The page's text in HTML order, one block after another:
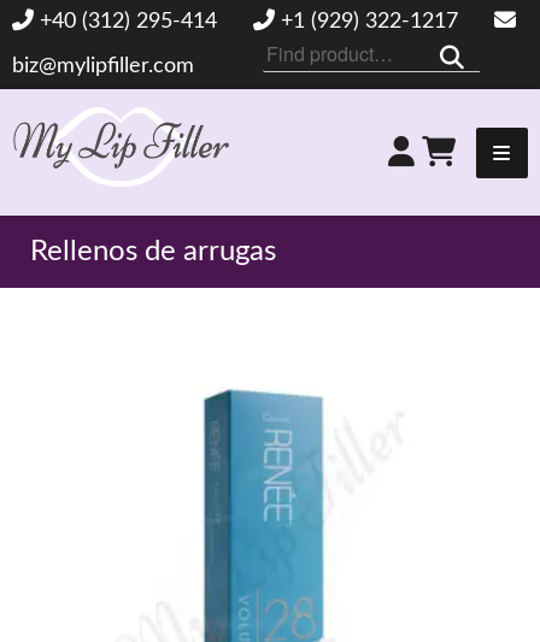
+40 (312) 295-414 +1 (929) 322-1217
biz@mylipfiller.com
Buscar
por:
Mi relleno de labios
Rellenos de arrugas